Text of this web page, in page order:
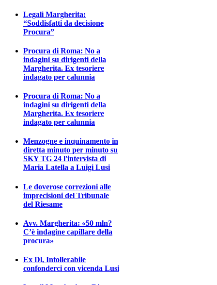
Legali Margherita:
“Soddisfatti da decisione
Procura”
Procura di Roma: No a
indagini su dirigenti della
Margherita. Ex tesoriere
indagato per calunnia
Procura di Roma: No a
indagini su dirigenti della
Margherita. Ex tesoriere
indagato per calunnia
Menzogne e inquinamento in
diretta minuto per minuto su
SKY TG 24 l'intervista di
Maria Latella a Luigi Lusi
Le doverose correzioni alle
imprecisioni del Tribunale
del Riesame
Avv. Margherita: «50 mln?
C’è indagine capillare della
procura»
Ex Dl, Intollerabile
confonderci con vicenda Lusi